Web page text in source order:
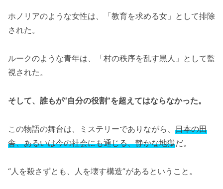
ホノリアのような女性は、「教育を求める女」として排除
された。
ルークのような青年は、「村の秩序を乱す黒人」として監
視された。
そして、誰もが“自分の役割”を超えてはならなかった。
この物語の舞台は、ミステリーでありながら、 日本の田
舎、あるいは今の社会にも通じる、静かな地獄だ。
“人を殺さずとも、人を壊す構造”があるということ。